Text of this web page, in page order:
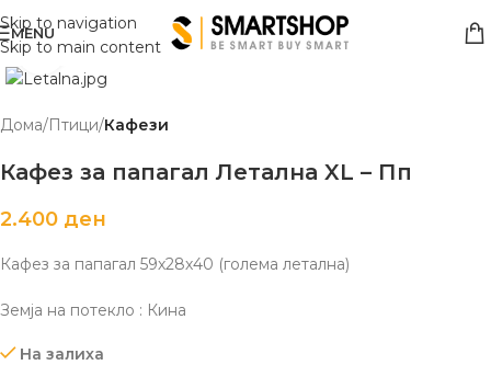
Skip to navigation
Skip to main content
MENU
Click to enlarge
Дома Птици Кафези
Кафез за папагал Летална XL – Пп
2.400 ден
Кафез за папагал 59х28х40 (голема летална)
Земја на потекло : Кинa
На залиха